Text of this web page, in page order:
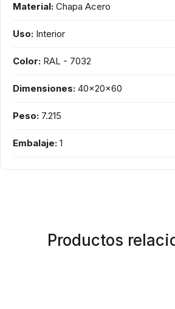
Material: Chapa Acero
Uso: Interior
Color: RAL - 7032
Dimensiones: 40x20x60
Peso: 7.215
Embalaje: 1
Productos